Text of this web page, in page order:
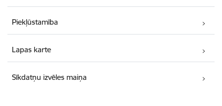
Piekļūstamība
Lapas karte
Sīkdatņu izvēles maiņa